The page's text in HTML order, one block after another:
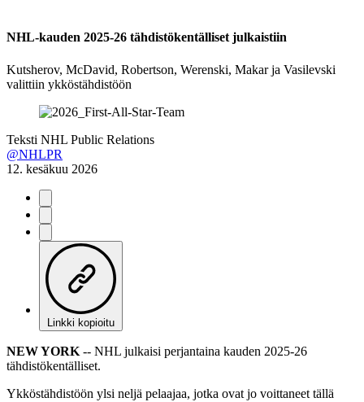
NHL-kauden 2025-26 tähdistökentälliset julkaistiin
Kutsherov, McDavid, Robertson, Werenski, Makar ja Vasilevski
valittiin ykköstähdistöön
Teksti NHL Public Relations
@NHLPR
12. kesäkuu 2026
Linkki kopioitu
NEW YORK -- NHL julkaisi perjantaina kauden 2025-26
tähdistökentälliset.
Ykköstähdistöön ylsi neljä pelaajaa, jotka ovat jo voittaneet tällä